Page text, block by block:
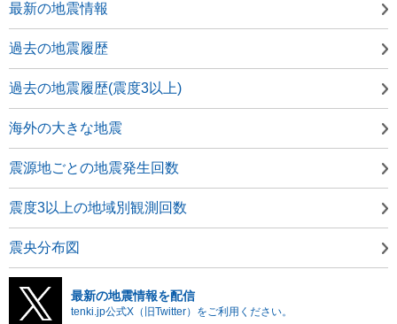
最新の地震情報
過去の地震履歴
過去の地震履歴(震度3以上)
海外の大きな地震
震源地ごとの地震発生回数
震度3以上の地域別観測回数
震央分布図
最新の地震情報を配信
tenki.jp公式X（旧Twitter）をご利用ください。